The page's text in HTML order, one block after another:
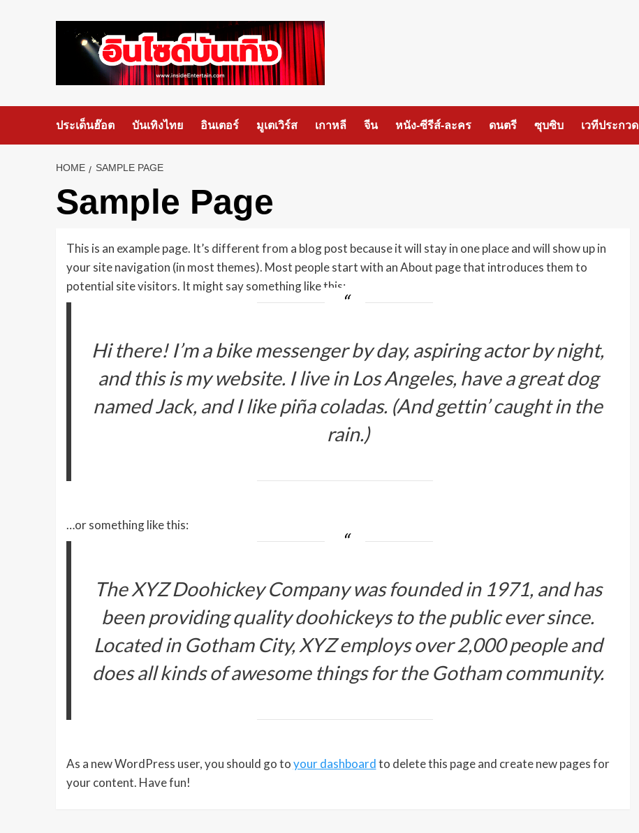
ประเด็นฮ๊อต บันเทิงไทย อินเตอร์ มูเตเวิร์ส เกาหลี จีน หนัง-ซีรีส์-ละคร ดนตรี ซุบซิบ เวทีประกวด
HOME SAMPLE PAGE
Sample Page
This is an example page. It’s different from a blog post because it will stay in one place and will show up in
your site navigation (in most themes). Most people start with an About page that introduces them to
potential site visitors. It might say something like this:
Hi there! I’m a bike messenger by day, aspiring actor by night,
and this is my website. I live in Los Angeles, have a great dog
named Jack, and I like piña coladas. (And gettin’ caught in the
rain.)
…or something like this:
The XYZ Doohickey Company was founded in 1971, and has
been providing quality doohickeys to the public ever since.
Located in Gotham City, XYZ employs over 2,000 people and
does all kinds of awesome things for the Gotham community.
As a new WordPress user, you should go toyour dashboardto delete this page and create new pages for
your content. Have fun!